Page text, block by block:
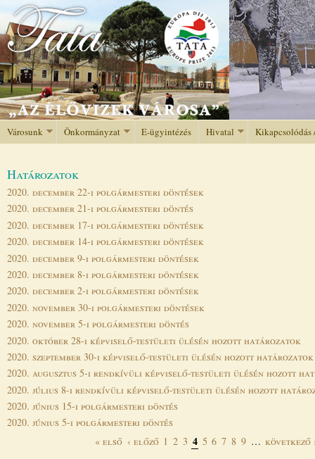
Jump to navigation
Városunk Önkormányzat E-ügyintézés Hivatal Kikapcsolódás
Határozatok
2020. december 22-i polgármesteri döntések
2020. december 21-i polgármesteri döntés
2020. december 17-i polgármesteri döntések
2020. december 14-i polgármesteri döntések
2020. december 9-i polgármesteri döntések
2020. december 8-i polgármesteri döntések
2020. december 2-i polgármesteri döntések
2020. november 30-i polgármesteri döntések
2020. november 5-i polgármesteri döntés
2020. október 28-i képviselő-testületi ülésén hozott határozatok
2020. szeptember 30-i képviselő-testületi ülésén hozott határozatok
2020. augusztus 5-i rendkívüli képviselő-testületi ülésén hozott
2020. július 8-i rendkívüli képviselő-testületi ülésén hozott
2020. június 15-i polgármesteri döntés
2020. június 5-i polgármesteri döntés
« első ‹ előző 1 2 3 4 5 6 7 8 9 … következő